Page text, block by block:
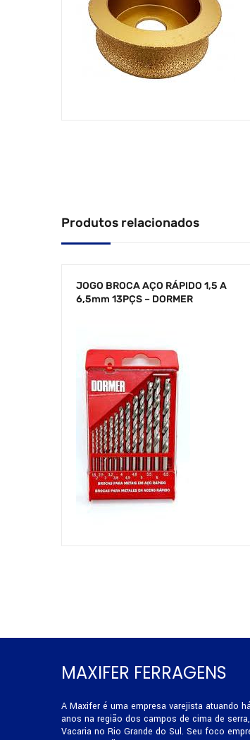
Produtos relacionados
JOGO BROCA AÇO RÁPIDO 1,5 A
6,5mm 13PÇS – DORMER
MAXIFER FERRAGENS
A Maxifer é uma empresa varejista atuando
anos na região dos campos de cima de
Vacaria no Rio Grande do Sul. Seu foco